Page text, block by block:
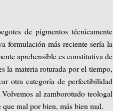
de pigmentos técnicamente
formulación más reciente sería la
aprehensible es constitutiva de
la materia roturada por el tiempo,
otra categoría de perfectibilidad
al zamborotudo teologal
mal por bien, más bien mal.